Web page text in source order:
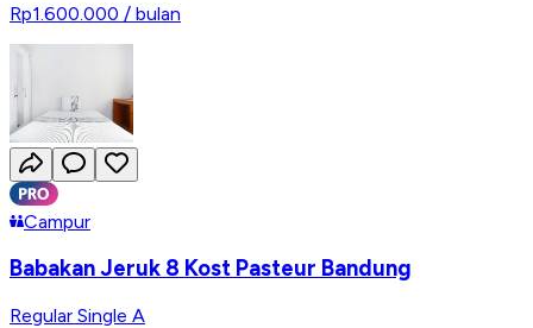
Rp1.600.000 / bulan
Campur
Babakan Jeruk 8 Kost Pasteur Bandung
Regular Single A